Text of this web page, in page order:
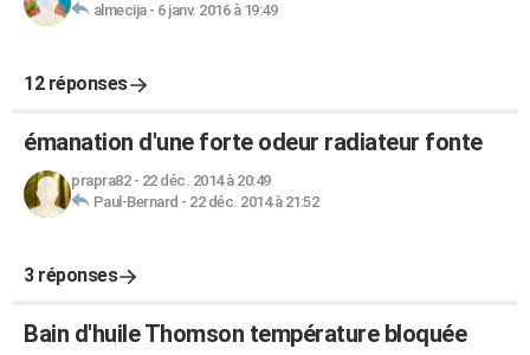
almecija- 6 janv. 2016 à 19:49
12 réponses
émanation d'une forte odeur radiateur fonte
prapra82- 22 déc. 2014 à 20:49
Paul-Bernard - 22 déc. 2014 à 21:52
3 réponses
Bain d'huile Thomson température bloquée